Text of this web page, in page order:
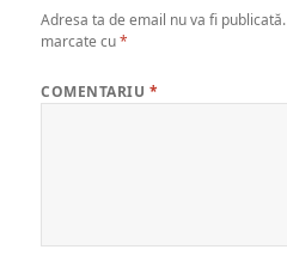
Adresa ta de email nu va fi publicată.
marcate cu*
COMENTARIU *